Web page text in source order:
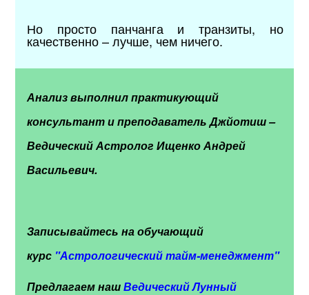
Но просто панчанга и транзиты, но
качественно – лучше, чем ничего.
Анализ выполнил практикующий
консультант и преподаватель Джйотиш –
Ведический Астролог Ищенко Андрей
Васильевич.
Записывайтесь на обучающий
курс "Астрологический тайм-менеджмент"
Предлагаем нашВедический Лунный